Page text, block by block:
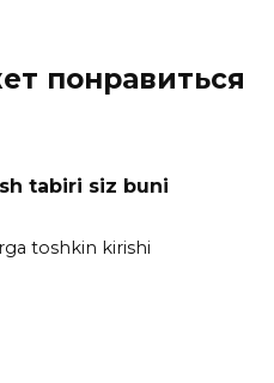
понравиться
tabiri siz buni
toshkin kirishi